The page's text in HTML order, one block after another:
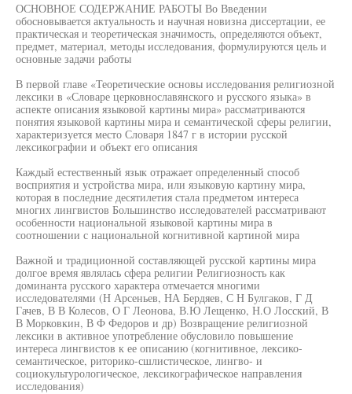
ОСНОВНОЕ СОДЕРЖАНИЕ РАБОТЫ Во Введении
обосновывается актуальность и научная новизна диссертации, ее
практическая и теоретическая значимость, определяются объект,
предмет, материал, методы исследования, формулируются цель и
основные задачи работы
В первой главе «Теоретические основы исследования религиозной
лексики в «Словаре церковнославянского и русского языка» в
аспекте описания языковой картины мира» рассматриваются
понятия языковой картины мира и семантической сферы религии,
характеризуется место Словаря 1847 г в истории русской
лексикографии и объект его описания
Каждый естественный язык отражает определенный способ
восприятия и устройства мира, или языковую картину мира,
которая в последние десятилетия стала предметом интереса
многих лингвистов Большинство исследователей рассматривают
особенности национальной языковой картины мира в
соотношении с национальной когнитивной картиной мира
Важной и традиционной составляющей русской картины мира
долгое время являлась сфера религии Религиозность как
доминанта русского характера отмечается многими
исследователями (Н Арсеньев, НА Бердяев, С Н Булгаков, Г Д
Гачев, В В Колесов, О Г Леонова, В.Ю Лещенко, Н.О Лосский, В
В Морковкин, В Ф Федоров и др) Возвращение религиозной
лексики в активное употребление обусловило повышение
интереса лингвистов к ее описанию (когнитивное, лексико-
семантическое, риторико-сшлистическое, лингво- и
социокультурологическое, лексикографическое направления
исследования)